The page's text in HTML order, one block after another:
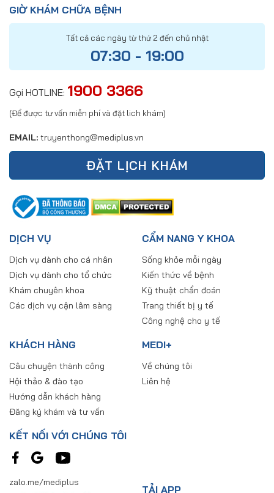
GIỜ KHÁM CHỮA BỆNH
Tất cả các ngày từ thứ 2 đến chủ nhật
07:30 - 19:00
Gọi HOTLINE: 1900 3366
(Để được tư vấn miễn phí và đặt lich khám)
EMAIL: truyenthong@mediplus.vn
ĐẶT LỊCH KHÁM
DỊCH VỤ
Dịch vụ dành cho cá nhân
Dịch vụ dành cho tổ chức
Khám chuyên khoa
Các dịch vụ cận lâm sàng
CẨM NANG Y KHOA
Sống khỏe mỗi ngày
Kiến thức về bệnh
Kỹ thuật chẩn đoán
Trang thiết bị y tế
Công nghệ cho y tế
KHÁCH HÀNG
Câu chuyện thành công
Hội thảo & đào tạo
Hướng dẫn khách hàng
Đăng ký khám và tư vấn
MEDI+
Về chúng tôi
Liên hệ
KẾT NỐI VỚI CHÚNG TÔI
zalo.me/mediplus
TẢI APP